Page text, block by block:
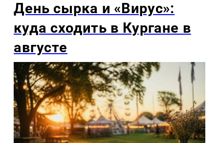
День сырка и «Вирус»:
куда сходить в Кургане в
августе